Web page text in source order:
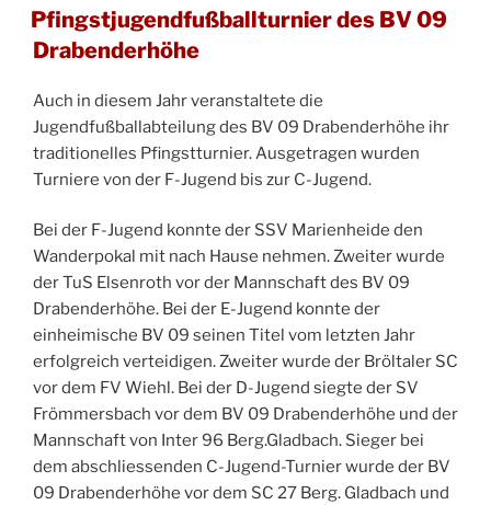
AM
Pfingstjugendfußballturnier des BV 09
Drabenderhöhe
Auch in diesem Jahr veranstaltete die
Jugendfußballabteilung des BV 09 Drabenderhöhe ihr
traditionelles Pfingstturnier. Ausgetragen wurden
Turniere von der F-Jugend bis zur C-Jugend.
Bei der F-Jugend konnte der SSV Marienheide den
Wanderpokal mit nach Hause nehmen. Zweiter wurde
der TuS Elsenroth vor der Mannschaft des BV 09
Drabenderhöhe. Bei der E-Jugend konnte der
einheimische BV 09 seinen Titel vom letzten Jahr
erfolgreich verteidigen. Zweiter wurde der Bröltaler SC
vor dem FV Wiehl. Bei der D-Jugend siegte der SV
Frömmersbach vor dem BV 09 Drabenderhöhe und der
Mannschaft von Inter 96 Berg.Gladbach. Sieger bei
dem abschliessenden C-Jugend-Turnier wurde der BV
09 Drabenderhöhe vor dem SC 27 Berg. Gladbach und